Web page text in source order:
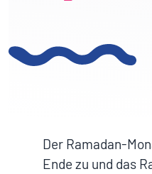
Der Ramadan-
Ende zu und das